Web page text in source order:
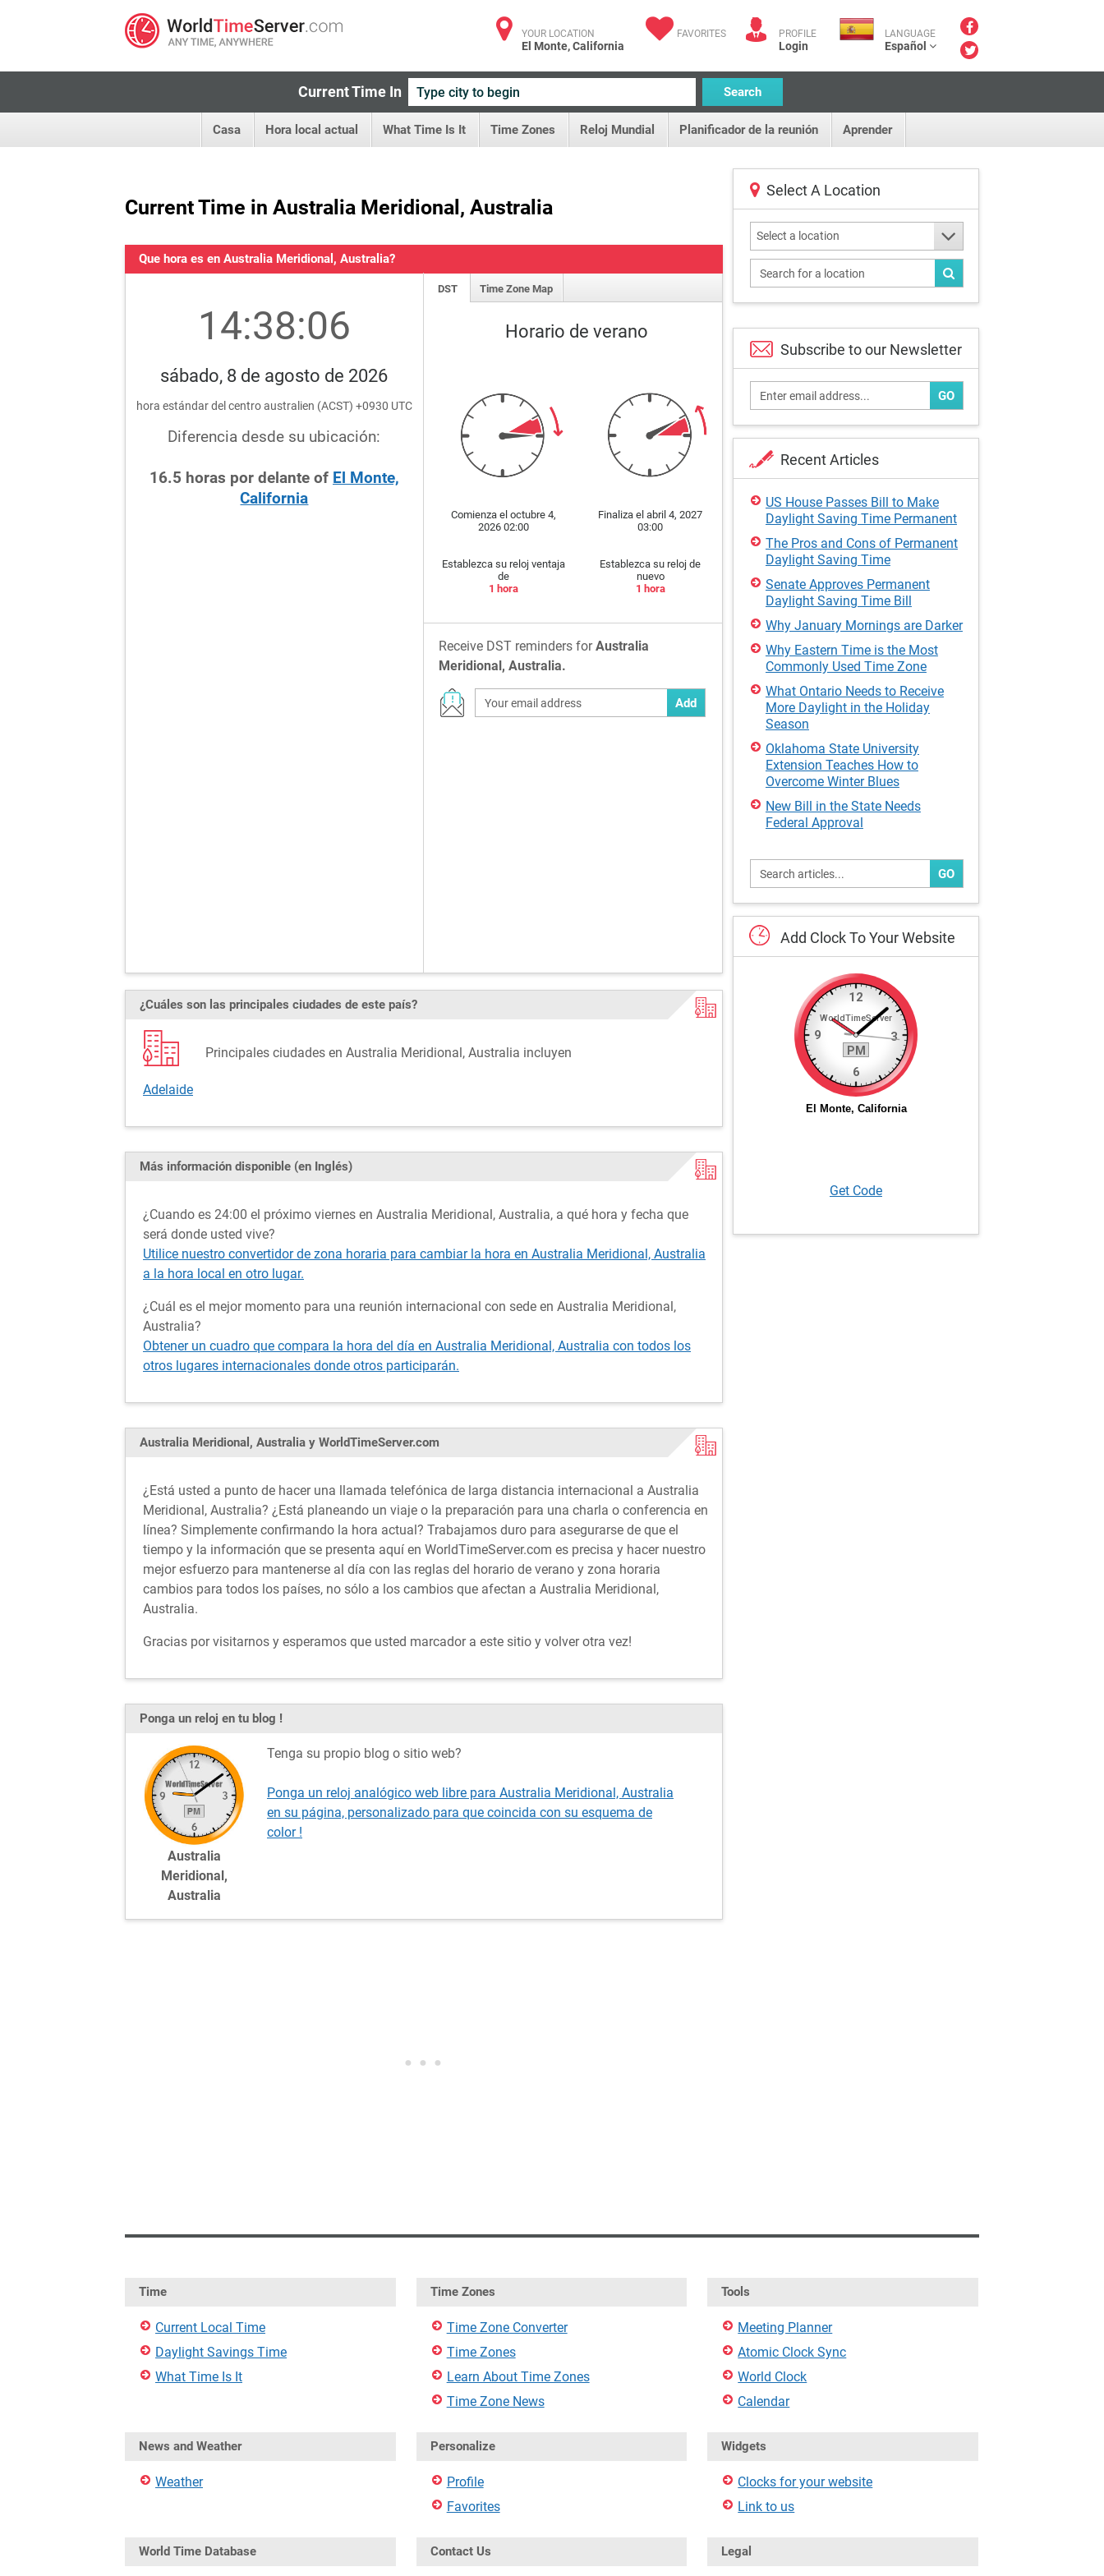
YOUR LOCATION
El Monte, California
FAVORITES PROFILE
Login
LANGUAGE
Español
Current Time In Search
Casa Hora local actual What Time Is It Time Zones Reloj Mundial Planificador de la reunión Aprender
Current Time in Australia Meridional, Australia
Que hora es en Australia Meridional, Australia?
14:38:06
sábado, 8 de agosto de 2026
hora estándar del centro australien (ACST) +0930 UTC
Diferencia desde su ubicación:
16.5 horas por delante of El Monte,
California
DST Time Zone Map
Horario de verano
Comienza el octubre 4,
2026 02:00
Establezca su reloj ventaja
de
1 hora
Finaliza el abril 4, 2027
03:00
Establezca su reloj de
nuevo
1 hora
Receive DST reminders forAustralia
Meridional, Australia.
Add
¿Cuáles son las principales ciudades de este país?
Principales ciudades en Australia Meridional, Australia incluyen
Adelaide
Más información disponible (en Inglés)
¿Cuando es 24:00 el próximo viernes en Australia Meridional, Australia, a qué hora y fecha que
será donde usted vive?
Utilice nuestro convertidor de zona horaria para cambiar la hora en Australia Meridional, Australia
a la hora local en otro lugar.
¿Cuál es el mejor momento para una reunión internacional con sede en Australia Meridional,
Australia?
Obtener un cuadro que compara la hora del día en Australia Meridional, Australia con todos los
otros lugares internacionales donde otros participarán.
Australia Meridional, Australia y WorldTimeServer.com
¿Está usted a punto de hacer una llamada telefónica de larga distancia internacional a Australia
Meridional, Australia? ¿Está planeando un viaje o la preparación para una charla o conferencia en
línea? Simplemente confirmando la hora actual? Trabajamos duro para asegurarse de que el
tiempo y la información que se presenta aquí en WorldTimeServer.com es precisa y hacer nuestro
mejor esfuerzo para mantenerse al día con las reglas del horario de verano y zona horaria
cambios para todos los países, no sólo a los cambios que afectan a Australia Meridional,
Australia.
Gracias por visitarnos y esperamos que usted marcador a este sitio y volver otra vez!
Ponga un reloj en tu blog !
Australia
Meridional,
Australia
Tenga su propio blog o sitio web?
Ponga un reloj analógico web libre para Australia Meridional, Australia
en su página, personalizado para que coincida con su esquema de
color !
Select A Location
Select a location
Subscribe to our Newsletter
GO
Recent Articles
US House Passes Bill to Make
Daylight Saving Time Permanent
The Pros and Cons of Permanent
Daylight Saving Time
Senate Approves Permanent
Daylight Saving Time Bill
Why January Mornings are Darker
Why Eastern Time is the Most
Commonly Used Time Zone
What Ontario Needs to Receive
More Daylight in the Holiday
Season
Oklahoma State University
Extension Teaches How to
Overcome Winter Blues
New Bill in the State Needs
Federal Approval
GO
Add ClockToYourWebsite
Get Code
Time
Current Local Time
Daylight Savings Time
What Time Is It
Time Zones
Time Zone Converter
Time Zones
Learn About Time Zones
Time Zone News
Tools
Meeting Planner
Atomic Clock Sync
World Clock
Calendar
News and Weather
Weather
Personalize
Profile
Favorites
Widgets
Clocks for your website
Link to us
World Time Database Contact Us Legal